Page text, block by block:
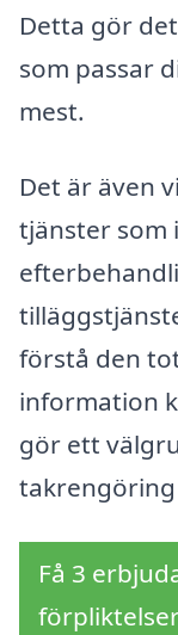
Detta gör
som passar
mest.
Det är även
tjänster som
förstå den
information
gör ett
takrengöring
Få 3